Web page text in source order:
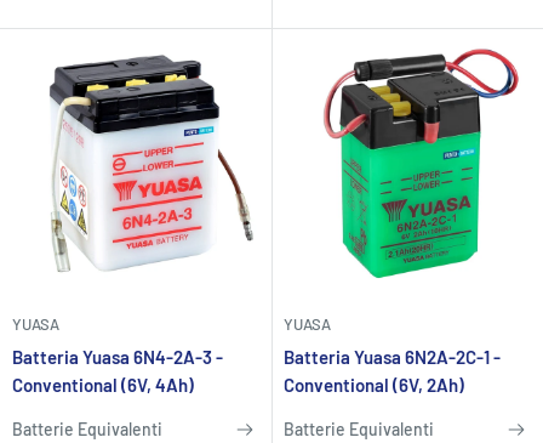
YUASA
Batteria Yuasa 6N4-2A-3 -
Conventional (6V, 4Ah)
Batterie Equivalenti
YUASA
Batteria Yuasa 6N2A-2C-1 -
Conventional (6V, 2Ah)
Batterie Equivalenti